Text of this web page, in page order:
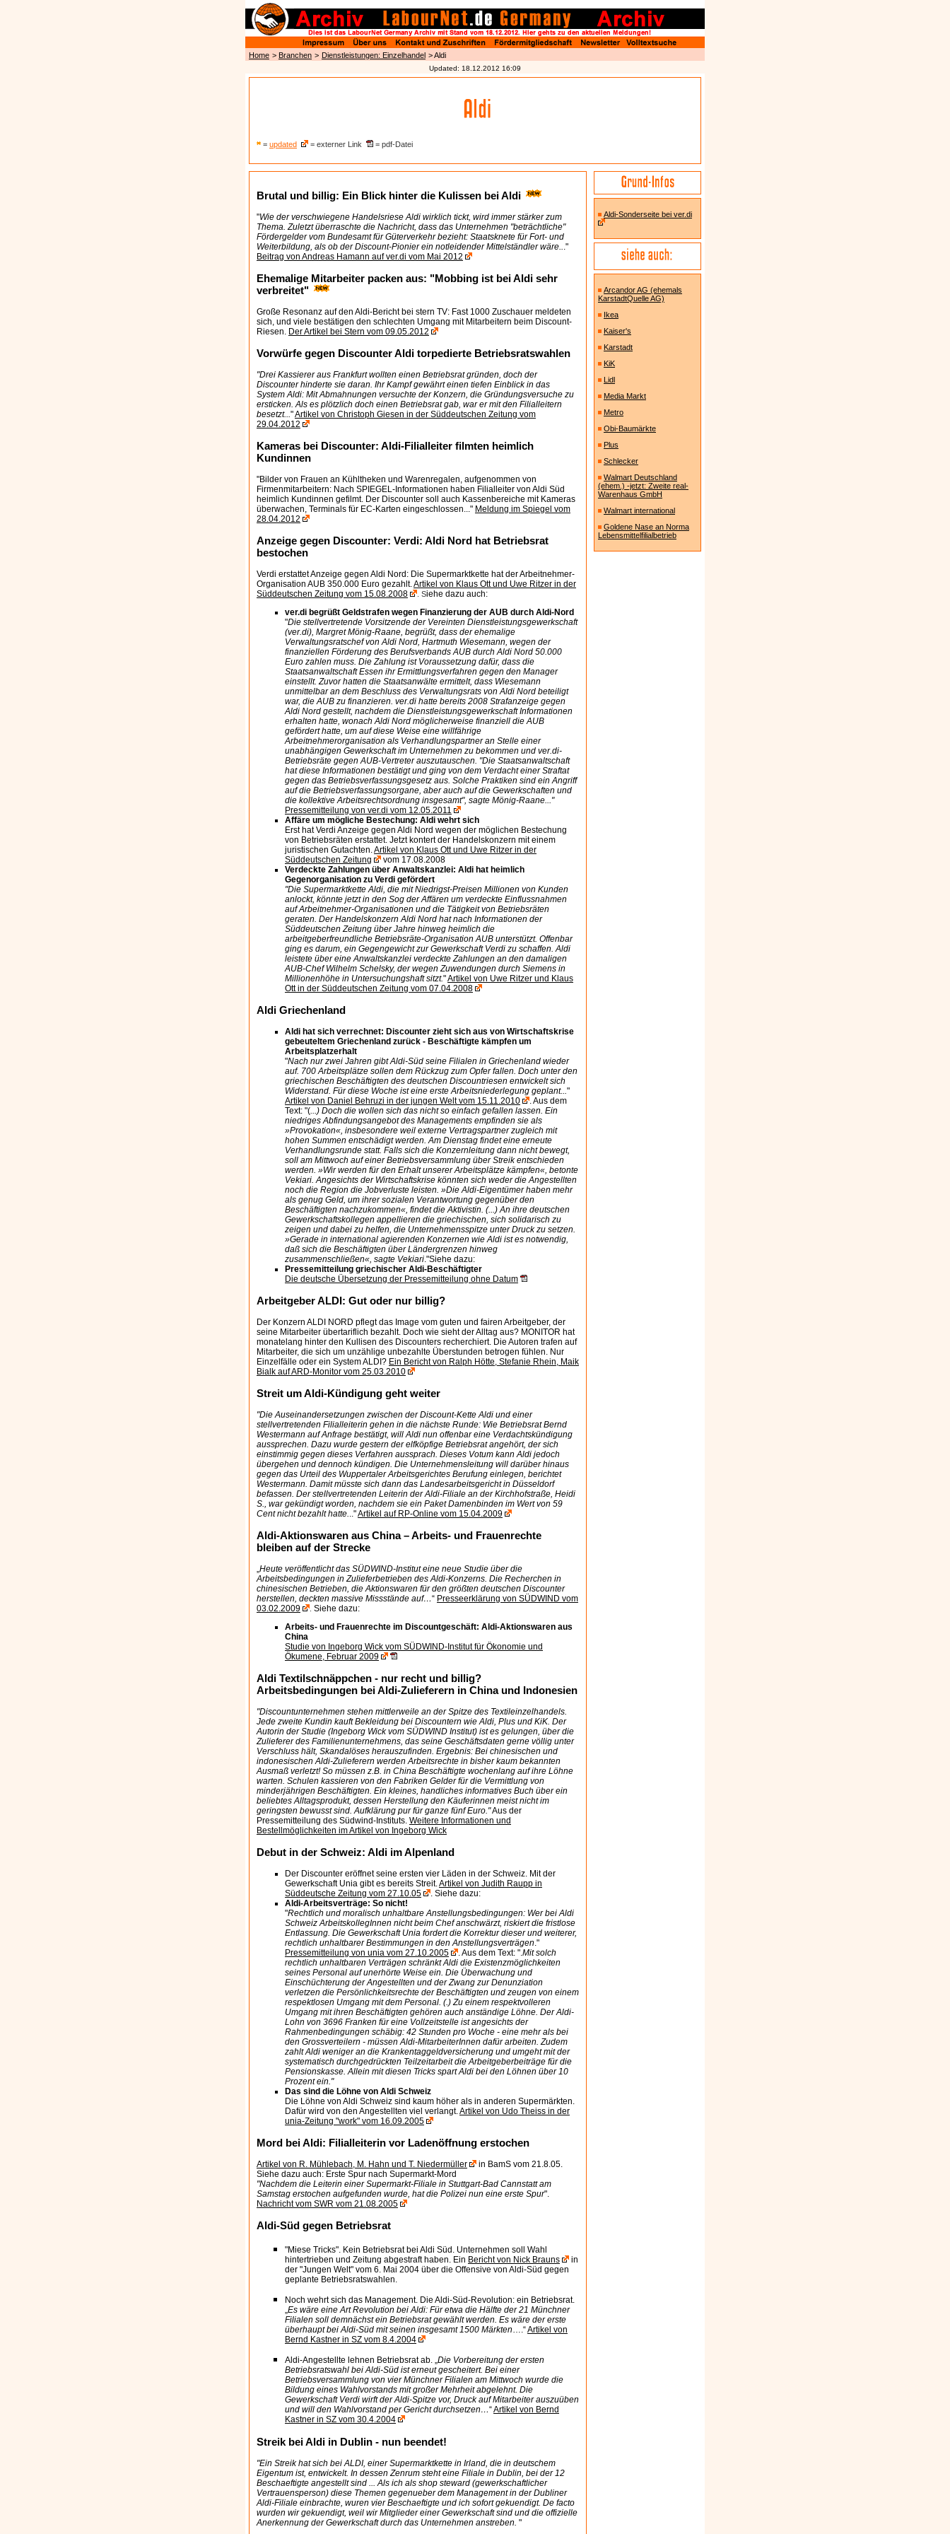
Home > Branchen > Dienstleistungen: Einzelhandel > Aldi
Updated: 18.12.2012 16:09
= updated = externer Link = pdf-Datei
Brutal und billig: Ein Blick hinter die Kulissen bei Aldi
"Wie der verschwiegene Handelsriese Aldi wirklich tickt, wird immer stärker zum
Thema. Zuletzt überraschte die Nachricht, dass das Unternehmen "beträchtliche"
Fördergelder vom Bundesamt für Güterverkehr bezieht: Staatsknete für Fort- und
Weiterbildung, als ob der Discount-Pionier ein notleidender Mittelständler wäre..."
Beitrag von Andreas Hamann auf ver.di vom Mai 2012
Ehemalige Mitarbeiter packen aus: "Mobbing ist bei Aldi sehr
verbreitet"
Große Resonanz auf den Aldi-Bericht bei stern TV: Fast 1000 Zuschauer meldeten
sich, und viele bestätigen den schlechten Umgang mit Mitarbeitern beim Discount-
Riesen. Der Artikel bei Stern vom 09.05.2012
Vorwürfe gegen Discounter Aldi torpedierte Betriebsratswahlen
"Drei Kassierer aus Frankfurt wollten einen Betriebsrat gründen, doch der
Discounter hinderte sie daran. Ihr Kampf gewährt einen tiefen Einblick in das
System Aldi: Mit Abmahnungen versuchte der Konzern, die Gründungsversuche zu
ersticken. Als es plötzlich doch einen Betriebsrat gab, war er mit den Filialleitern
besetzt..."Artikel von Christoph Giesen in der Süddeutschen Zeitung vom
29.04.2012
Kameras bei Discounter: Aldi-Filialleiter filmten heimlich
Kundinnen
"Bilder von Frauen an Kühltheken und Warenregalen, aufgenommen von
Firmenmitarbeitern: Nach SPIEGEL-Informationen haben Filialleiter von Aldi Süd
heimlich Kundinnen gefilmt. Der Discounter soll auch Kassenbereiche mit Kameras
überwachen, Terminals für EC-Karten eingeschlossen..." Meldung im Spiegel vom
28.04.2012
Anzeige gegen Discounter: Verdi: Aldi Nord hat Betriebsrat
bestochen
Verdi erstattet Anzeige gegen Aldi Nord: Die Supermarktkette hat der Arbeitnehmer-
Organisation AUB 350.000 Euro gezahlt.Artikel von Klaus Ott und Uwe Ritzer in der
Süddeutschen Zeitung vom 15.08.2008
. Siehe dazu auch:
ver.di begrüßt Geldstrafen wegen Finanzierung der AUB durch Aldi-Nord
"Die stellvertretende Vorsitzende der Vereinten Dienstleistungsgewerkschaft
(ver.di), Margret Mönig-Raane, begrüßt, dass der ehemalige
Verwaltungsratschef von Aldi Nord, Hartmuth Wiesemann, wegen der
finanziellen Förderung des Berufsverbands AUB durch Aldi Nord 50.000
Euro zahlen muss. Die Zahlung ist Voraussetzung dafür, dass die
Staatsanwaltschaft Essen ihr Ermittlungsverfahren gegen den Manager
einstellt. Zuvor hatten die Staatsanwälte ermittelt, dass Wiesemann
unmittelbar an dem Beschluss des Verwaltungsrats von Aldi Nord beteiligt
war, die AUB zu finanzieren. ver.di hatte bereits 2008 Strafanzeige gegen
Aldi Nord gestellt, nachdem die Dienstleistungsgewerkschaft Informationen
erhalten hatte, wonach Aldi Nord möglicherweise finanziell die AUB
gefördert hatte, um auf diese Weise eine willfährige
Arbeitnehmerorganisation als Verhandlungspartner an Stelle einer
unabhängigen Gewerkschaft im Unternehmen zu bekommen und ver.di-
Betriebsräte gegen AUB-Vertreter auszutauschen. "Die Staatsanwaltschaft
hat diese Informationen bestätigt und ging von dem Verdacht einer Straftat
gegen das Betriebsverfassungsgesetz aus. Solche Praktiken sind ein Angriff
auf die Betriebsverfassungsorgane, aber auch auf die Gewerkschaften und
die kollektive Arbeitsrechtsordnung insgesamt", sagte Mönig-Raane..."
Pressemitteilung von ver.di vom 12.05.2011
Affäre um mögliche Bestechung: Aldi wehrt sich
Erst hat Verdi Anzeige gegen Aldi Nord wegen der möglichen Bestechung
von Betriebsräten erstattet. Jetzt kontert der Handelskonzern mit einem
juristischen Gutachten.Artikel von Klaus Ott und Uwe Ritzer in der
Süddeutschen Zeitung
vom 17.08.2008
Verdeckte Zahlungen über Anwaltskanzlei: Aldi hat heimlich
Gegenorganisation zu Verdi gefördert
"Die Supermarktkette Aldi, die mit Niedrigst-Preisen Millionen von Kunden
anlockt, könnte jetzt in den Sog der Affären um verdeckte Einflussnahmen
auf Arbeitnehmer-Organisationen und die Tätigkeit von Betriebsräten
geraten. Der Handelskonzern Aldi Nord hat nach Informationen der
Süddeutschen Zeitung über Jahre hinweg heimlich die
arbeitgeberfreundliche Betriebsräte-Organisation AUB unterstützt. Offenbar
ging es darum, ein Gegengewicht zur Gewerkschaft Verdi zu schaffen. Aldi
leistete über eine Anwaltskanzlei verdeckte Zahlungen an den damaligen
AUB-Chef Wilhelm Schelsky, der wegen Zuwendungen durch Siemens in
Millionenhöhe in Untersuchungshaft sitzt."Artikel von Uwe Ritzer und Klaus
Ott in der Süddeutschen Zeitung vom 07.04.2008
Aldi Griechenland
Aldi hat sich verrechnet: Discounter zieht sich aus von Wirtschaftskrise
gebeuteltem Griechenland zurück - Beschäftigte kämpfen um
Arbeitsplatzerhalt
"Nach nur zwei Jahren gibt ­Aldi-Süd seine Filialen in Griechenland wieder
auf. 700 Arbeitsplätze sollen dem Rückzug zum Opfer fallen. Doch unter den
griechischen Beschäftigten des deutschen Discountriesen entwickelt sich
Widerstand. Für diese Woche ist eine erste Arbeitsniederlegung geplant..."
Artikel von Daniel Behruzi in der jungen Welt vom 15.11.2010
. Aus dem
Text: "(...) Doch die wollen sich das nicht so einfach gefallen lassen. Ein
niedriges Abfindungsangebot des Managements empfinden sie als
»Provokation«, insbesondere weil externe Vertragspartner zugleich mit
hohen Summen entschädigt werden. Am Dienstag findet eine erneute
Verhandlungsrunde statt. Falls sich die Konzernleitung dann nicht bewegt,
soll am Mittwoch auf einer Betriebsversammlung über Streik entschieden
werden. »Wir werden für den Erhalt unserer Arbeitsplätze kämpfen«, betonte
Vekiari. Angesichts der Wirtschaftskrise könnten sich weder die Angestellten
noch die Region die Jobverluste leisten. »Die Aldi-Eigentümer haben mehr
als genug Geld, um ihrer sozialen Verantwortung gegenüber den
Beschäftigten nachzukommen«, findet die Aktivistin. (...) An ihre deutschen
Gewerkschaftskollegen appellieren die griechischen, sich solidarisch zu
zeigen und dabei zu helfen, die Unternehmensspitze unter Druck zu setzen.
»Gerade in international agierenden Konzernen wie Aldi ist es notwendig,
daß sich die Beschäftigten über Ländergrenzen hinweg
zusammenschließen«, sagte Vekiari."Siehe dazu:
Pressemitteilung griechischer Aldi-Beschäftigter
Die deutsche Übersetzung der Pressemitteilung ohne Datum
Arbeitgeber ALDI: Gut oder nur billig?
Der Konzern ALDI NORD pflegt das Image vom guten und fairen Arbeitgeber, der
seine Mitarbeiter übertariflich bezahlt. Doch wie sieht der Alltag aus? MONITOR hat
monatelang hinter den Kullisen des Discounters recherchiert. Die Autoren trafen auf
Mitarbeiter, die sich um unzählige unbezahlte Überstunden betrogen fühlen. Nur
Einzelfälle oder ein System ALDI? Ein Bericht von Ralph Hötte, Stefanie Rhein, Maik
Bialk auf ARD-Monitor vom 25.03.2010
Streit um Aldi-Kündigung geht weiter
"Die Auseinandersetzungen zwischen der Discount-Kette Aldi und einer
stellvertretenden Filialleiterin gehen in die nächste Runde: Wie Betriebsrat Bernd
Westermann auf Anfrage bestätigt, will Aldi nun offenbar eine Verdachtskündigung
aussprechen. Dazu wurde gestern der elfköpfige Betriebsrat angehört, der sich
einstimmig gegen dieses Verfahren aussprach. Dieses Votum kann Aldi jedoch
übergehen und dennoch kündigen. Die Unternehmensleitung will darüber hinaus
gegen das Urteil des Wuppertaler Arbeitsgerichtes Berufung einlegen, berichtet
Westermann. Damit müsste sich dann das Landesarbeitsgericht in Düsseldorf
befassen. Der stellvertretenden Leiterin der Aldi-Filiale an der Kirchhofstraße, Heidi
S., war gekündigt worden, nachdem sie ein Paket Damenbinden im Wert von 59
Cent nicht bezahlt hatte..."Artikel auf RP-Online vom 15.04.2009
Aldi-Aktionswaren aus China – Arbeits- und Frauenrechte
bleiben auf der Strecke
„Heute veröffentlicht das SÜDWIND-Institut eine neue Studie über die
Arbeitsbedingungen in Zulieferbetrieben des Aldi-Konzerns. Die Recherchen in
chinesischen Betrieben, die Aktionswaren für den größten deutschen Discounter
herstellen, deckten massive Missstände auf…“ Presseerklärung von SÜDWIND vom
03.02.2009
Siehe dazu:
Arbeits- und Frauenrechte im Discountgeschäft: Aldi-Aktionswaren aus
China
Studie von Ingeborg Wick vom SÜDWIND-Institut für Ökonomie und
Ökumene, Februar 2009
Aldi Textilschnäppchen - nur recht und billig?
Arbeitsbedingungen bei Aldi-Zulieferern in China und Indonesien
"Discountunternehmen stehen mittlerweile an der Spitze des Textileinzelhandels.
Jede zweite Kundin kauft Bekleidung bei Discountern wie Aldi, Plus und KiK. Der
Autorin der Studie (Ingeborg Wick vom SÜDWIND Institut) ist es gelungen, über die
Zulieferer des Familienunternehmens, das seine Geschäftsdaten gerne völlig unter
Verschluss hält, Skandalöses herauszufinden. Ergebnis: Bei chinesischen und
indonesischen Aldi-Zulieferern werden Arbeitsrechte in bisher kaum bekannten
Ausmaß verletzt! So müssen z.B. in China Beschäftigte wochenlang auf ihre Löhne
warten. Schulen kassieren von den Fabriken Gelder für die Vermittlung von
minderjährigen Beschäftigten. Ein kleines, handliches informatives Buch über ein
beliebtes Alltagsprodukt, dessen Herstellung den Käuferinnen meist nicht im
geringsten bewusst sind. Aufklärung pur für ganze fünf Euro."Aus der
Pressemitteilung des Südwind-Instituts. Weitere Informationen und
Bestellmöglichkeiten im Artikel von Ingeborg Wick
Debut in der Schweiz: Aldi im Alpenland
Der Discounter eröffnet seine ersten vier Läden in der Schweiz. Mit der
Gewerkschaft Unia gibt es bereits Streit.Artikel von Judith Raupp in
Süddeutsche Zeitung vom 27.10.05
. Siehe dazu:
Aldi-Arbeitsverträge: So nicht!
"Rechtlich und moralisch unhaltbare Anstellungsbedingungen: Wer bei Aldi
Schweiz ArbeitskollegInnen nicht beim Chef anschwärzt, riskiert die fristlose
Entlassung. Die Gewerkschaft Unia fordert die Korrektur dieser und weiterer,
rechtlich unhaltbarer Bestimmungen in den Anstellungsverträgen."
Pressemitteilung von unia vom 27.10.2005
. Aus dem Text: ".Mit solch
rechtlich unhaltbaren Verträgen schränkt Aldi die Existenzmöglichkeiten
seines Personal auf unerhörte Weise ein. Die Überwachung und
Einschüchterung der Angestellten und der Zwang zur Denunziation
verletzen die Persönlichkeitsrechte der Beschäftigten und zeugen von einem
respektlosen Umgang mit dem Personal. (.) Zu einem respektvolleren
Umgang mit ihren Beschäftigten gehören auch anständige Löhne. Der Aldi-
Lohn von 3696 Franken für eine Vollzeitstelle ist angesichts der
Rahmenbedingungen schäbig: 42 Stunden pro Woche - eine mehr als bei
den Grossverteilern - müssen Aldi-MitarbeiterInnen dafür arbeiten. Zudem
zahlt Aldi weniger an die Krankentaggeldversicherung und umgeht mit der
systematisch durchgedrückten Teilzeitarbeit die Arbeitgeberbeiträge für die
Pensionskasse. Allein mit diesen Tricks spart Aldi bei den Löhnen über 10
Prozent ein."
Das sind die Löhne von Aldi Schweiz
Die Löhne von Aldi Schweiz sind kaum höher als in anderen Supermärkten.
Dafür wird von den Angestellten viel verlangt.Artikel von Udo Theiss in der
unia-Zeitung "work" vom 16.09.2005
Mord bei Aldi: Filialleiterin vor Ladenöffnung erstochen
Artikel von R. Mühlebach, M. Hahn und T. Niedermüller
in BamS vom 21.8.05.
Siehe dazu auch: Erste Spur nach Supermarkt-Mord
"Nachdem die Leiterin einer Supermarkt-Filiale in Stuttgart-Bad Cannstatt am
Samstag erstochen aufgefunden wurde, hat die Polizei nun eine erste Spur".
Nachricht vom SWR vom 21.08.2005
Aldi-Süd gegen Betriebsrat
"Miese Tricks". Kein Betriebsrat bei Aldi Süd. Unternehmen soll Wahl
hintertrieben und Zeitung abgestraft haben. Ein Bericht von Nick Brauns
in
der "Jungen Welt" vom 6. Mai 2004 über die Offensive von Aldi-Süd gegen
geplante Betriebsratswahlen.
Noch wehrt sich das Management. Die Aldi-Süd-Revolution: ein Betriebsrat.
„Es wäre eine Art Revolution bei Aldi: Für etwa die Hälfte der 21 Münchner
Filialen soll demnächst ein Betriebsrat gewählt werden. Es wäre der erste
überhaupt bei Aldi-Süd mit seinen insgesamt 1500 Märkten….“Artikel von
Bernd Kastner in SZ vom 8.4.2004
Aldi-Angestellte lehnen Betriebsrat ab. „Die Vorbereitung der ersten
Betriebsratswahl bei Aldi-Süd ist erneut gescheitert. Bei einer
Betriebsversammlung von vier Münchner Filialen am Mittwoch wurde die
Bildung eines Wahlvorstands mit großer Mehrheit abgelehnt. Die
Gewerkschaft Verdi wirft der Aldi-Spitze vor, Druck auf Mitarbeiter auszuüben
und will den Wahlvorstand per Gericht durchsetzen…“Artikel von Bernd
Kastner in SZ vom 30.4.2004
Streik bei Aldi in Dublin - nun beendet!
"Ein Streik hat sich bei ALDI, einer Supermarktkette in Irland, die in deutschem
Eigentum ist, entwickelt. In dessen Zenrum steht eine Filiale in Dublin, bei der 12
Beschaeftigte angestellt sind ... Als ich als shop steward (gewerkschaftlicher
Vertrauensperson) diese Themen gegenueber dem Management in der Dubliner
Aldi-Filiale einbrachte, wuren vier Beschaeftigte und ich sofort gekuendigt. De facto
wurden wir gekuendigt, weil wir Mitglieder einer Gewerkschaft sind und die offizielle
Anerkennung der Gewerkschaft durch das Unternehmen anstreben. "
Aldi-Sonderseite bei ver.di
Arcandor AG (ehemals
KarstadtQuelle AG)
Ikea
Kaiser's
Karstadt
KiK
Lidl
Media Markt
Metro
Obi-Baumärkte
Plus
Schlecker
Walmart Deutschland
(ehem.) -jetzt: Zweite real-
Warenhaus GmbH
Walmart international
Goldene Nase an Norma
Lebensmittelfilialbetrieb